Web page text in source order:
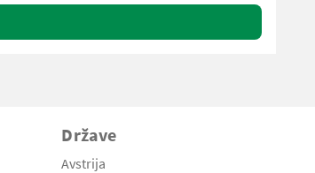
Države
Avstrija